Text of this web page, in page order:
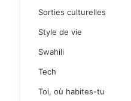
Sorties culturelles
Style de vie
Swahili
Tech
Toi, où habites-tu